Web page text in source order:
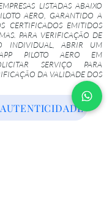
LISTADAS ABAIXO
AERO, GARANTIDO A
CERTIFICADOS EMITIDOS
PARA VERIFICAÇÃO DE
INDIVIDUAL, ABRIR UM
PILOTO AERO EM
SERVIÇO PARA
DA VALIDADE DOS